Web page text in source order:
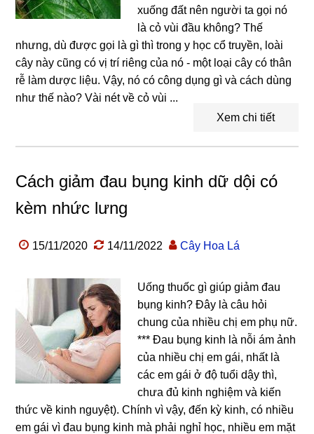
xuống đất nên người ta gọi nó
là cỏ vùi đầu không? Thế
nhưng, dù được gọi là gì thì trong y học cổ truyền, loài
cây này cũng có vị trí riêng của nó - một loại cây có thân
rễ làm dược liệu. Vậy, nó có công dụng gì và cách dùng
như thế nào? Vài nét về cỏ vùi ...
Xem chi tiết
Cách giảm đau bụng kinh dữ dội có
kèm nhức lưng
15/11/2020 14/11/2022 Cây Hoa Lá
Uống thuốc gì giúp giảm đau
bụng kinh? Đây là câu hỏi
chung của nhiều chị em phụ nữ.
*** Đau bụng kinh là nỗi ám ảnh
của nhiều chị em gái, nhất là
các em gái ở độ tuổi dậy thì,
chưa đủ kinh nghiệm và kiến
thức về kinh nguyệt). Chính vì vậy, đến kỳ kinh, có nhiều
em gái vì đau bụng kinh mà phải nghỉ học, nhiều em mặt